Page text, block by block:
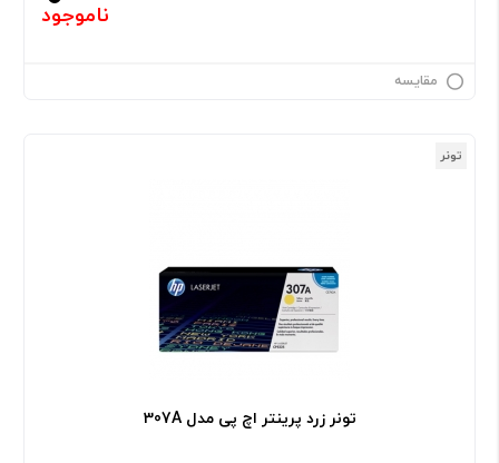
ناموجود
مقایسه
تونر
تونر زرد پرینتر اچ پی مدل 307A